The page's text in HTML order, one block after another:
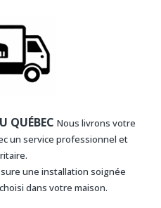
QUÉBEC Nous livrons votre
un service professionnel et
une installation soignée
dans votre maison.